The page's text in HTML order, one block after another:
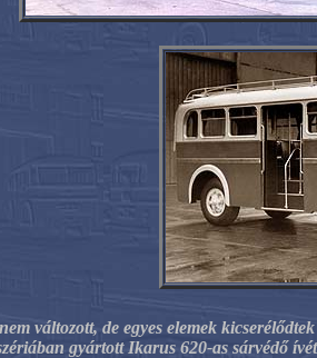
változott, de egyes elemek
gyártott Ikarus 620-as sárvédő